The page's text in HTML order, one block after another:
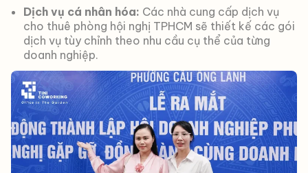
Dịch vụ cá nhân hóa: Các nhà cung cấp dịch vụ
cho thuê phòng hội nghị TPHCM sẽ thiết kế các gói
dịch vụ tùy chỉnh theo nhu cầu cụ thể của từng
doanh nghiệp.